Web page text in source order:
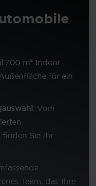
700 m² Indoor-
für ein
Vom
finden Sie Ihr
Team, das Ihre